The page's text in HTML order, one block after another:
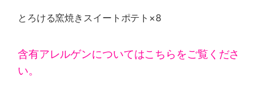
とろける窯焼きスイートポテト×8
含有アレルゲンについてはこちらをご覧くださ
い。